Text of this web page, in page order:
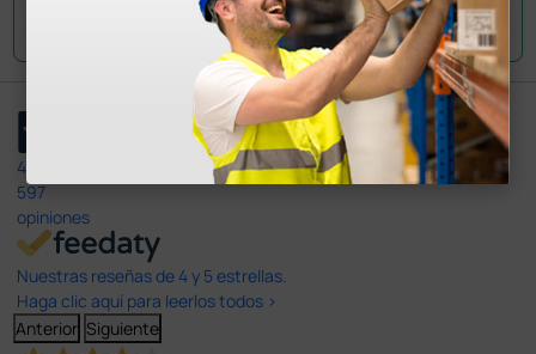
Envía tu pregunta
4,4
597
opiniones
Nuestras reseñas de 4 y 5 estrellas.
Haga clic aquí para leerlos todos >
Anterior Siguiente